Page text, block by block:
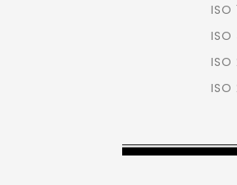
ISO
ISO
ISO
ISO